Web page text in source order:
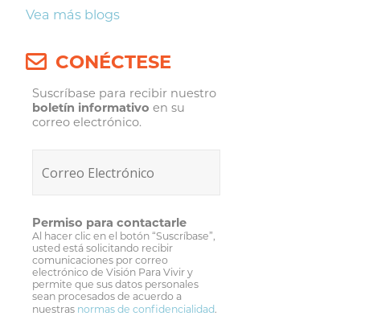
Vea más blogs
CONÉCTESE
Suscríbase para recibir nuestro
boletín informativo en su
correo electrónico.
Permiso para contactarle
Al hacer clic en el botón “Suscríbase”,
usted está solicitando recibir
comunicaciones por correo
electrónico de Visión Para Vivir y
permite que sus datos personales
sean procesados de acuerdo a
nuestras normas de confidencialidad.